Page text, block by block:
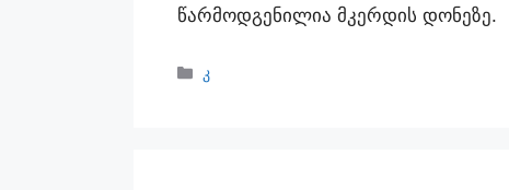
წარმოდგენილია მკერდის დონეზე.
კ